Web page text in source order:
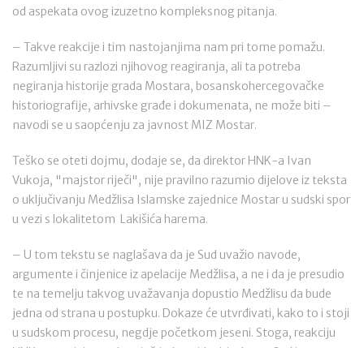
od aspekata ovog izuzetno kompleksnog pitanja.
– Takve reakcije i tim nastojanjima nam pri tome pomažu.
Razumljivi su razlozi njihovog reagiranja, ali ta potreba
negiranja historije grada Mostara, bosanskohercegovačke
historiografije, arhivske građe i dokumenata, ne može biti –
navodi se u saopćenju za javnost MIZ Mostar.
Teško se oteti dojmu, dodaje se, da direktor HNK-a Ivan
Vukoja, "majstor riječi", nije pravilno razumio dijelove iz teksta
o uključivanju Medžlisa Islamske zajednice Mostar u sudski spor
u vezi s lokalitetom Lakišića harema.
– U tom tekstu se naglašava da je Sud uvažio navode,
argumente i činjenice iz apelacije Medžlisa, a ne i da je presudio
te na temelju takvog uvažavanja dopustio Medžlisu da bude
jedna od strana u postupku. Dokaze će utvrđivati, kako to i stoji
u sudskom procesu, negdje početkom jeseni. Stoga, reakciju